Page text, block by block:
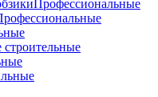
Профессиональные